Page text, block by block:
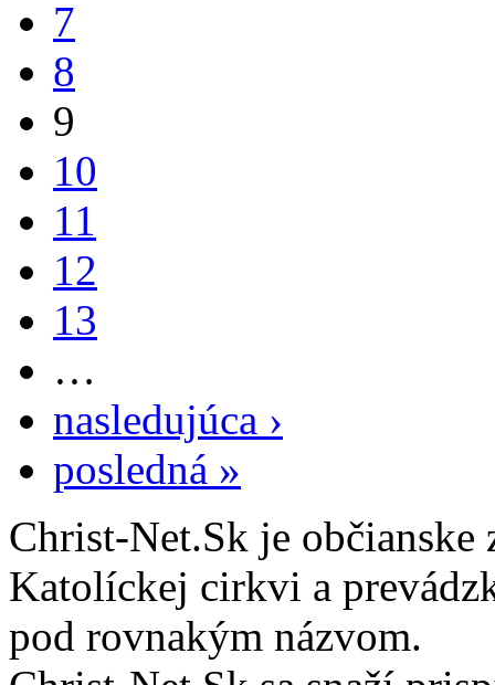
7
8
9
10
11
12
13
…
nasledujúca ›
posledná »
Christ-Net.Sk je
Katolíckej cirkvi a
pod rovnakým názvom.